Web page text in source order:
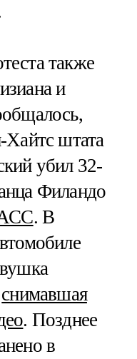
также
и
Хайтс штата
убил 32-
Филандо
. В
снимавшая
. Позднее
в